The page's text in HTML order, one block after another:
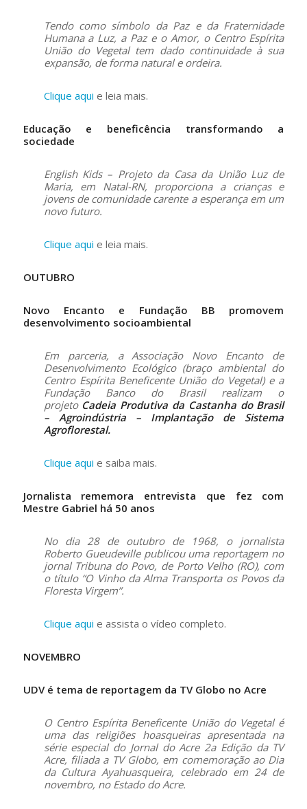
Tendo como símbolo da Paz e da Fraternidade
Humana a Luz, a Paz e o Amor, o Centro Espírita
União do Vegetal tem dado continuidade à sua
expansão, de forma natural e ordeira.
Clique aqui e leia mais.
Educação e beneficência transformando a
sociedade
English Kids – Projeto da Casa da União Luz de
Maria, em Natal-RN, proporciona a crianças e
jovens de comunidade carente a esperança em um
novo futuro.
Clique aqui e leia mais.
OUTUBRO
Novo Encanto e Fundação BB promovem
desenvolvimento socioambiental
Em parceria, a Associação Novo Encanto de
Desenvolvimento Ecológico (braço ambiental do
Centro Espírita Beneficente União do Vegetal) e a
Fundação Banco do Brasil realizam o
projeto Cadeia Produtiva da Castanha do Brasil
– Agroindústria – Implantação de Sistema
Agroflorestal.
Clique aqui e saiba mais.
Jornalista rememora entrevista que fez com
Mestre Gabriel há 50 anos
No dia 28 de outubro de 1968, o jornalista
Roberto Gueudeville publicou uma reportagem no
jornal Tribuna do Povo, de Porto Velho (RO), com
o título “O Vinho da Alma Transporta os Povos da
Floresta Virgem”.
Clique aqui e assista o vídeo completo.
NOVEMBRO
UDV é tema de reportagem da TV Globo no Acre
O Centro Espírita Beneficente União do Vegetal é
uma das religiões hoasqueiras apresentada na
série especial do Jornal do Acre 2a Edição da TV
Acre, filiada a TV Globo, em comemoração ao Dia
da Cultura Ayahuasqueira, celebrado em 24 de
novembro, no Estado do Acre.